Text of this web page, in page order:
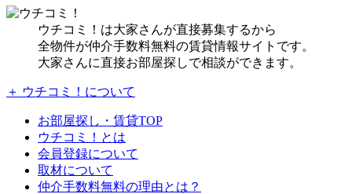
ウチコミ！は大家さんが直接募集するから
全物件が仲介手数料無料の賃貸情報サイトです。
大家さんに直接お部屋探しで相談ができます。
＋ ウチコミ！について
お部屋探し・賃貸TOP
ウチコミ！とは
会員登録について
取材について
仲介手数料無料の理由とは？